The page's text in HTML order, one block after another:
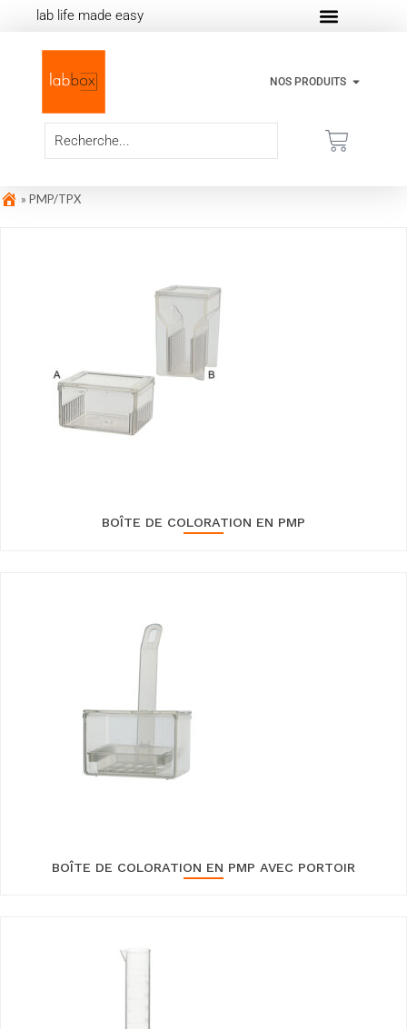
lab life made easy
NOS PRODUITS
» PMP/TPX
BOÎTE DE COLORATION EN PMP
BOÎTE DE COLORATION EN PMP AVEC PORTOIR